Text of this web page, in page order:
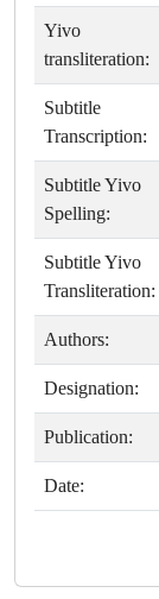
Yivo
transliteration:
Subtitle
Transcription:
Subtitle Yivo
Spelling:
Subtitle Yivo
Transliteration:
Authors:
Designation:
Publication:
Date: